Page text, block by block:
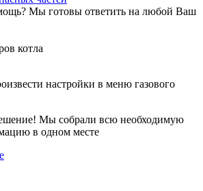
Мы готовы ответить на любой Ваш
котла
настройки в меню газового
Мы собрали всю необходимую
в одном месте